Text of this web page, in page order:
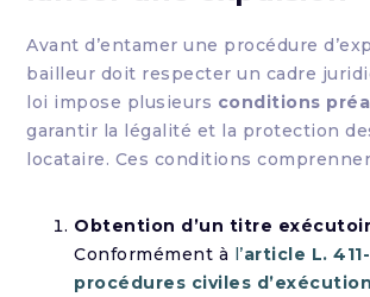
Avant d’entamer une procédure
bailleur doit respecter un cadre
loi impose plusieurs conditions
garantir la légalité et la protection
locataire. Ces conditions
Obtention d’un titre
Conformément à l’article L.
procédures civiles d’exécution